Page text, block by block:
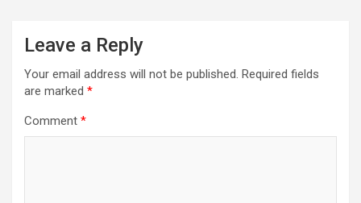
Leave a Reply
Your email address will not be published. Required fields
are marked *
Comment *